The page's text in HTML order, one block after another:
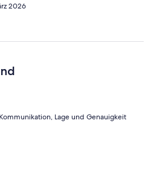
piece of history and for
is to bring your own pillow and
anywhere but on the top floor if
is by its nature, damp and I'm
linens fresh especially in the
Also bring some sturdy soled
the stairs.
2026
Lage und Genauigkeit